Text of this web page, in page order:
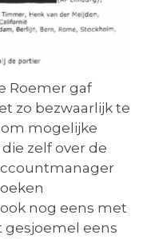
Roemer gaf
zo bezwaarlijk te
om mogelijke
zelf over de
nog eens met
gesjoemel eens